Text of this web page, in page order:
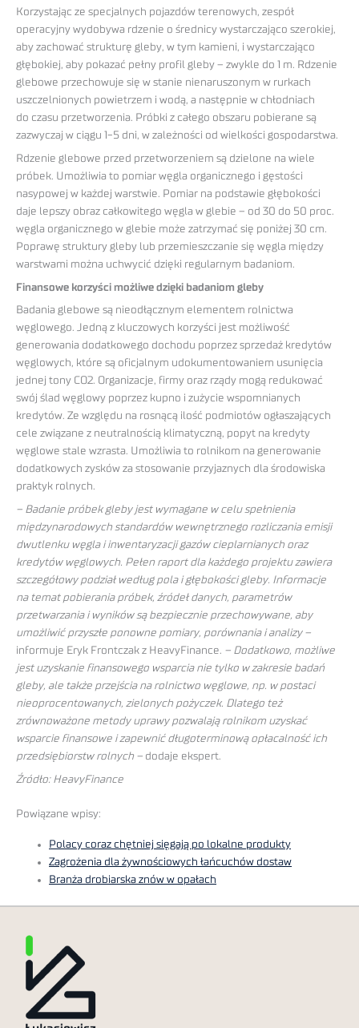
Korzystając ze specjalnych pojazdów terenowych, zespół
operacyjny wydobywa rdzenie o średnicy wystarczająco szerokiej,
aby zachować strukturę gleby, w tym kamieni, i wystarczająco
głębokiej, aby pokazać pełny profil gleby – zwykle do 1 m. Rdzenie
glebowe przechowuje się w stanie nienaruszonym w rurkach
uszczelnionych powietrzem i wodą, a następnie w chłodniach
do czasu przetworzenia. Próbki z całego obszaru pobierane są
zazwyczaj w ciągu 1-5 dni, w zależności od wielkości gospodarstwa.
Rdzenie glebowe przed przetworzeniem są dzielone na wiele
próbek. Umożliwia to pomiar węgla organicznego i gęstości
nasypowej w każdej warstwie. Pomiar na podstawie głębokości
daje lepszy obraz całkowitego węgla w glebie – od 30 do 50 proc.
węgla organicznego w glebie może zatrzymać się poniżej 30 cm.
Poprawę struktury gleby lub przemieszczanie się węgla między
warstwami można uchwycić dzięki regularnym badaniom.
Finansowe korzyści możliwe dzięki badaniom gleby
Badania glebowe są nieodłącznym elementem rolnictwa
węglowego. Jedną z kluczowych korzyści jest możliwość
generowania dodatkowego dochodu poprzez sprzedaż kredytów
węglowych, które są oficjalnym udokumentowaniem usunięcia
jednej tony CO2. Organizacje, firmy oraz rządy mogą redukować
swój ślad węglowy poprzez kupno i zużycie wspomnianych
kredytów. Ze względu na rosnącą ilość podmiotów ogłaszających
cele związane z neutralnością klimatyczną, popyt na kredyty
węglowe stale wzrasta. Umożliwia to rolnikom na generowanie
dodatkowych zysków za stosowanie przyjaznych dla środowiska
praktyk rolnych.
– Badanie próbek gleby jest wymagane w celu spełnienia
międzynarodowych standardów wewnętrznego rozliczania emisji
dwutlenku węgla i inwentaryzacji gazów cieplarnianych oraz
kredytów węglowych. Pełen raport dla każdego projektu zawiera
szczegółowy podział według pola i głębokości gleby. Informacje
na temat pobierania próbek, źródeł danych, parametrów
przetwarzania i wyników są bezpiecznie przechowywane, aby
umożliwić przyszłe ponowne pomiary, porównania i analizy –
informuje Eryk Frontczak z HeavyFinance. – Dodatkowo, możliwe
jest uzyskanie finansowego wsparcia nie tylko w zakresie badań
gleby, ale także przejścia na rolnictwo węglowe, np. w postaci
nieoprocentowanych, zielonych pożyczek. Dlatego też
zrównoważone metody uprawy pozwalają rolnikom uzyskać
wsparcie finansowe i zapewnić długoterminową opłacalność ich
przedsiębiorstw rolnych – dodaje ekspert.
Źródło: HeavyFinance
Powiązane wpisy:
Polacy coraz chętniej sięgają po lokalne produkty
Zagrożenia dla żywnościowych łańcuchów dostaw
Branża drobiarska znów w opałach